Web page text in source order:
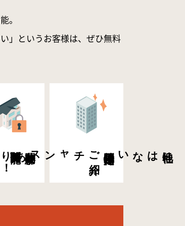
。
」というお客様は、ぜひ無料
希望条件に
合 非公開物件が
閲覧可能！ 他社にはない
特別限定物件の
ご
紹介
チャンスあり
！